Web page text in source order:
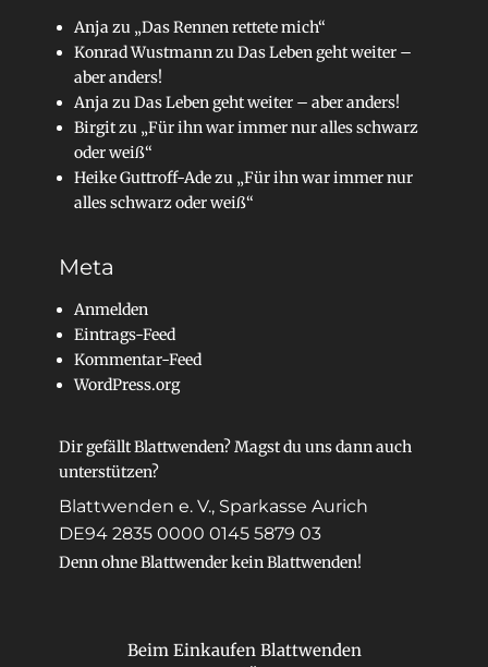
Anjazu „Das Rennen rettete mich“
Konrad WustmannzuDas Leben geht weiter –
aber anders!
AnjazuDas Leben geht weiter – aber anders!
Birgitzu „Für ihn war immer nur alles schwarz
oder weiß“
Heike Guttroff-Adezu „Für ihn war immer nur
alles schwarz oder weiß“
Meta
Anmelden
Eintrags-Feed
Kommentar-Feed
WordPress.org
Dir gefällt Blattwenden? Magst du uns dann auch
unterstützen?
Blattwenden e. V., Sparkasse Aurich
DE94 2835 0000 0145 5879 03
Denn ohne Blattwender kein Blattwenden!
Beim Einkaufen Blattwenden